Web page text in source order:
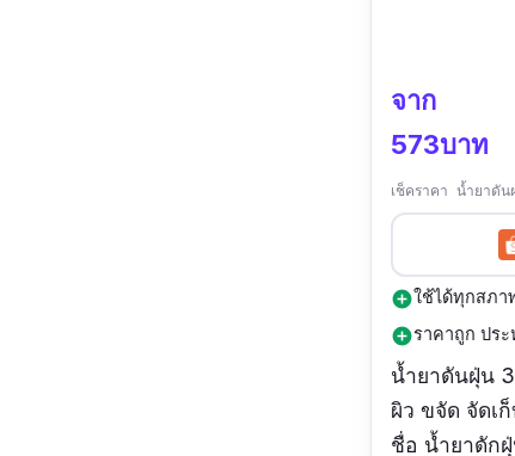
จาก
573บาท
เช็คราคา น้ำยาดั
add_circleใช้ได้ทุกสภา
add_circleราคาถูก ประ
น้ำยาดันฝุ่น
ผิว ขจัด จัดเ
ชื่อ น้ำยาดัก